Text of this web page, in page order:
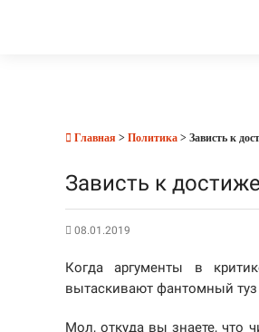
Главная > Политика > Зависть к
Зависть к
08.01.2019
Когда аргументы в
вытаскивают фантомный
Мол, откуда вы знаете, что